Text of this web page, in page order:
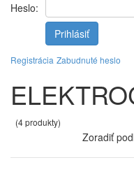
Heslo:
Prihlásiť
Registrácia Zabudnuté heslo
(4 produkty)
Zoradiť